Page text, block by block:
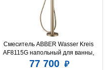
Смеситель ABBER Wasser Kreis
AF8115G напольный для ванны,
золото матовое
77 700